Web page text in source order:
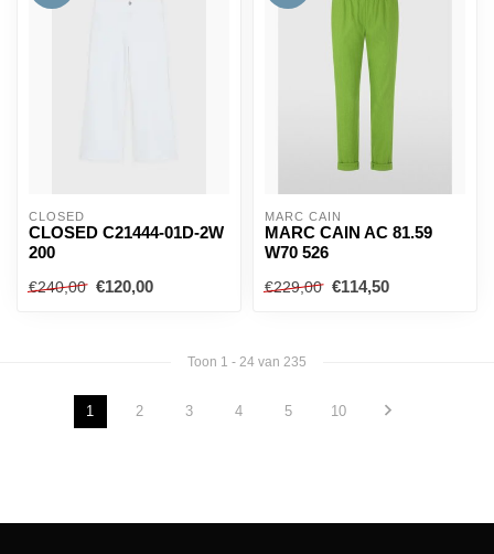
CLOSED
CLOSED C21444-01D-2W
200
€240,00 €120,00
MARC CAIN
MARC CAIN AC 81.59
W70 526
€229,00 €114,50
Toon 1 - 24 van 235
1 2 3 4 5 10